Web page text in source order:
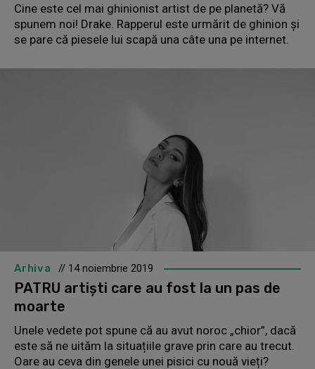
Cine este cel mai ghinionist artist de pe planetă? Vă
spunem noi! Drake. Rapperul este urmărit de ghinion și
se pare că piesele lui scapă una câte una pe internet.
Arhiva // 14 noiembrie 2019
PATRU artiști care au fost la un pas de
moarte
Unele vedete pot spune că au avut noroc „chior”, dacă
este să ne uităm la situațiile grave prin care au trecut.
Oare au ceva din genele unei pisici cu nouă vieți?